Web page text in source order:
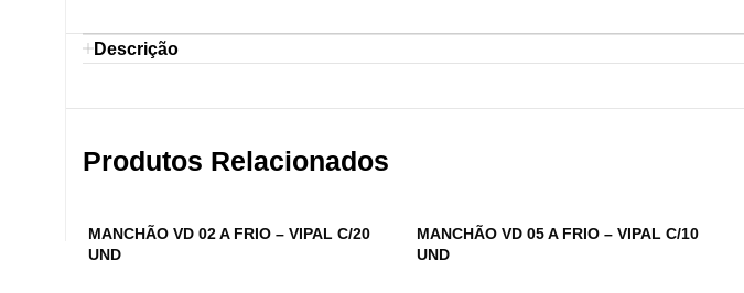
Descrição
Produtos Relacionados
MANCHÃO VD 02 A FRIO – VIPAL C/20
UND
MANCHÃO VD 05 A FRIO – VIPAL C/10
UND